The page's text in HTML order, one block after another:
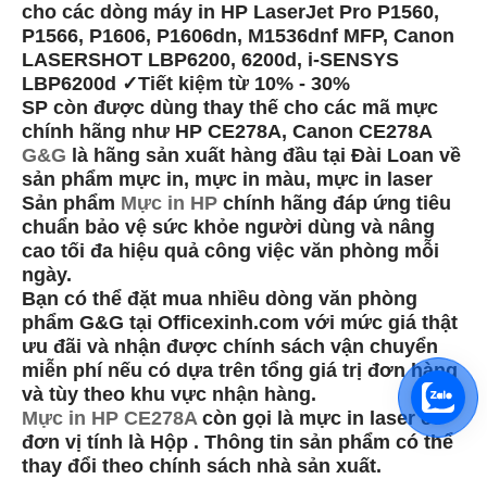
cho các dòng máy in HP LaserJet Pro P1560,
P1566, P1606, P1606dn, M1536dnf MFP, Canon
LASERSHOT LBP6200, 6200d, i-SENSYS
LBP6200d ✓Tiết kiệm từ 10% - 30%
SP còn được dùng thay thế cho các mã mực
chính hãng như HP CE278A, Canon CE278A
G&G là hãng sản xuất hàng đầu tại Đài Loan về
sản phẩm mực in, mực in màu, mực in laser
Sản phẩm Mực in HP chính hãng đáp ứng tiêu
chuẩn bảo vệ sức khỏe người dùng và nâng
cao tối đa hiệu quả công việc văn phòng mỗi
ngày.
Bạn có thể đặt mua nhiều dòng văn phòng
phẩm G&G tại Officexinh.com với mức giá thật
ưu đãi và nhận được chính sách vận chuyển
miễn phí nếu có dựa trên tổng giá trị đơn hàng
và tùy theo khu vực nhận hàng.
Mực in HP CE278A còn gọi là mực in laser có
đơn vị tính là Hộp . Thông tin sản phẩm có thể
thay đổi theo chính sách nhà sản xuất.